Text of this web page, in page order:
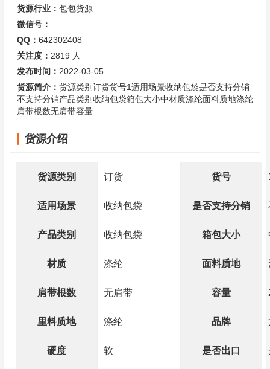
货源行业： 包包货源
微信号：
QQ： 642302408
关注度： 2819 人
发布时间： 2022-03-05
货源简介： 货源类别订货货号1适用场景收纳包袋是否支持分销
不支持分销产品类别收纳包袋箱包大小中材质涤纶面料质地涤纶
肩带根数无肩带容量...
货源介绍
货源类别 订货 货号
适用场景 收纳包袋 是否支持分销
产品类别 收纳包袋 箱包大小
材质 涤纶 面料质地
肩带根数 无肩带 容量
里料质地 涤纶 品牌
硬度 软 是否出口